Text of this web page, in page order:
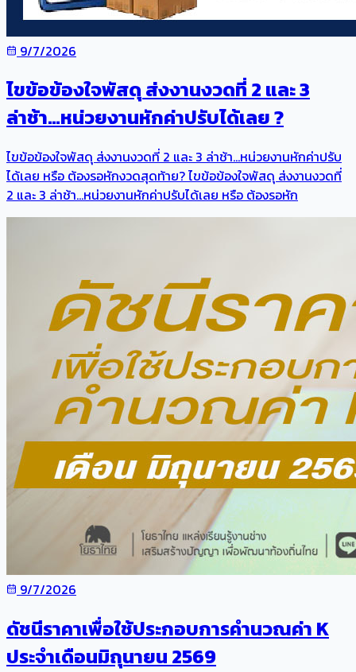
9/7/2026
ไขข้อข้องใจพัสดุ ส่งงานงวดที่ 2 และ 3
ล่าช้า…หน่วยงานหักค่าปรับได้เลย ?
ไขข้อข้องใจพัสดุ ส่งงานงวดที่ 2 และ 3 ล่าช้า…หน่วยงานหักค่าปรับ
ได้เลย หรือ ต้องรอหักงวดสุดท้าย? ไขข้อข้องใจพัสดุ ส่งงานงวดที่
2 และ 3 ล่าช้า…หน่วยงานหักค่าปรับได้เลย หรือ ต้องรอหัก
9/7/2026
ดัชนีราคาเพื่อใช้ประกอบการคำนวณค่า K
ประจำเดือนมิถุนายน 2569